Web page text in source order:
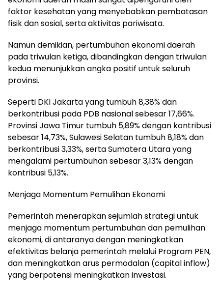
faktor kesehatan yang menyebabkan pembatasan
fisik dan sosial, serta aktivitas pariwisata.
Namun demikian, pertumbuhan ekonomi daerah
pada triwulan ketiga, dibandingkan dengan triwulan
kedua menunjukkan angka positif untuk seluruh
provinsi.
Seperti DKI Jakarta yang tumbuh 8,38% dan
berkontribusi pada PDB nasional sebesar 17,66%.
Provinsi Jawa Timur tumbuh 5,89% dengan kontribusi
sebesar 14,73%, Sulawesi Selatan tumbuh 8,18% dan
berkontribusi 3,33%, serta Sumatera Utara yang
mengalami pertumbuhan sebesar 3,13% dengan
kontribusi 5,13%.
Menjaga Momentum Pemulihan Ekonomi
Pemerintah menerapkan sejumlah strategi untuk
menjaga momentum pertumbuhan dan pemulihan
ekonomi, di antaranya dengan meningkatkan
efektivitas belanja pemerintah melalui Program PEN,
dan meningkatkan arus permodalan (capital inflow)
yang berpotensi meningkatkan investasi.